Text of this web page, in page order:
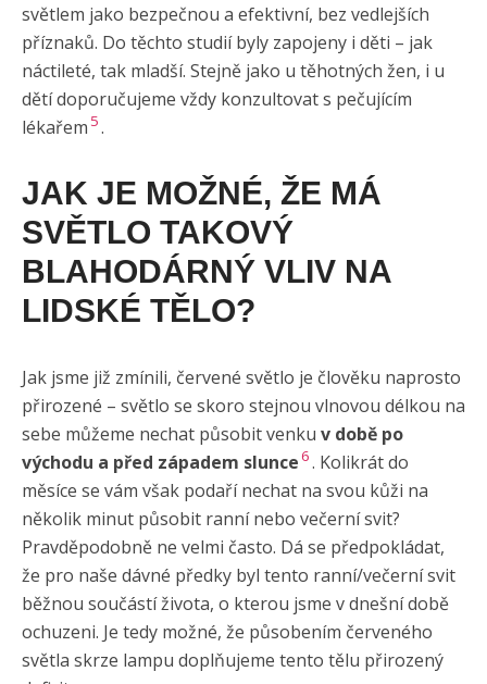
světlem jako bezpečnou a efektivní, bez vedlejších
příznaků. Do těchto studií byly zapojeny i děti – jak
náctileté, tak mladší. Stejně jako u těhotných žen, i u
dětí doporučujeme vždy konzultovat s pečujícím
lékařem 5.
JAK JE MOŽNÉ, ŽE MÁ
SVĚTLO TAKOVÝ
BLAHODÁRNÝ VLIV NA
LIDSKÉ TĚLO?
Jak jsme již zmínili, červené světlo je člověku naprosto
přirozené – světlo se skoro stejnou vlnovou délkou na
sebe můžeme nechat působit venku v době po
východu a před západem slunce 6. Kolikrát do
měsíce se vám však podaří nechat na svou kůži na
několik minut působit ranní nebo večerní svit?
Pravděpodobně ne velmi často. Dá se předpokládat,
že pro naše dávné předky byl tento ranní/večerní svit
běžnou součástí života, o kterou jsme v dnešní době
ochuzeni. Je tedy možné, že působením červeného
světla skrze lampu doplňujeme tento tělu přirozený